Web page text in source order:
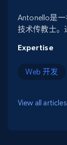
Antonello是
技术传教士。
Expertise
Web 开发
View all articles